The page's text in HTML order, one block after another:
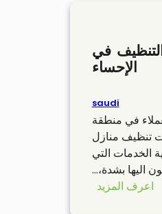
في
الإحساء
saudi
في منطقة
تنظيف منازل
الخدمات التي
اليها بشدة،…
اعرف المزيد